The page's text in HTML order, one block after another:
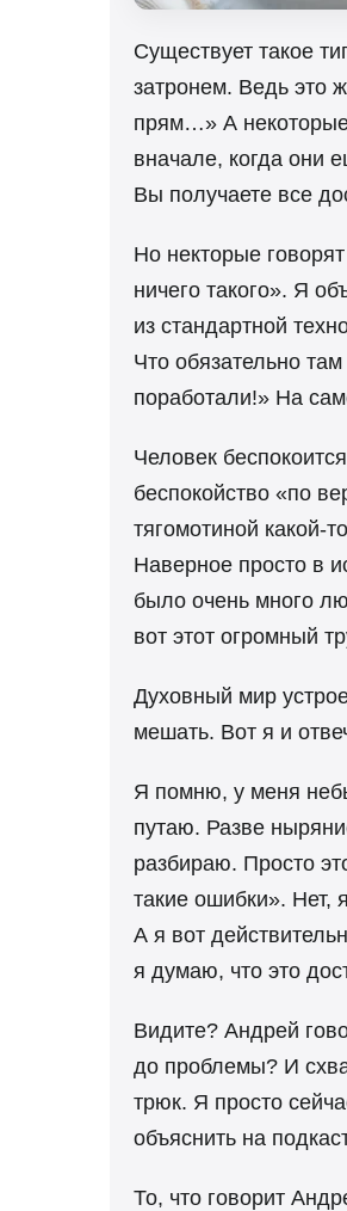
Существует такое
затронем. Ведь это
прям…» А некоторые
вначале, когда они
Вы получаете все
Но некторые
ничего такого». Я
из стандартной
Что обязательно
поработали!» На
Человек
беспокойство «по
тягомотиной какой-
Наверное просто в
было очень много
вот этот огромный
Духовный мир
мешать. Вот я и
Я помню, у меня
путаю. Разве
разбираю. Просто
такие ошибки». Нет,
А я вот
я думаю, что это
Видите? Андрей
до проблемы? И
трюк. Я просто
объяснить на
То, что говорит